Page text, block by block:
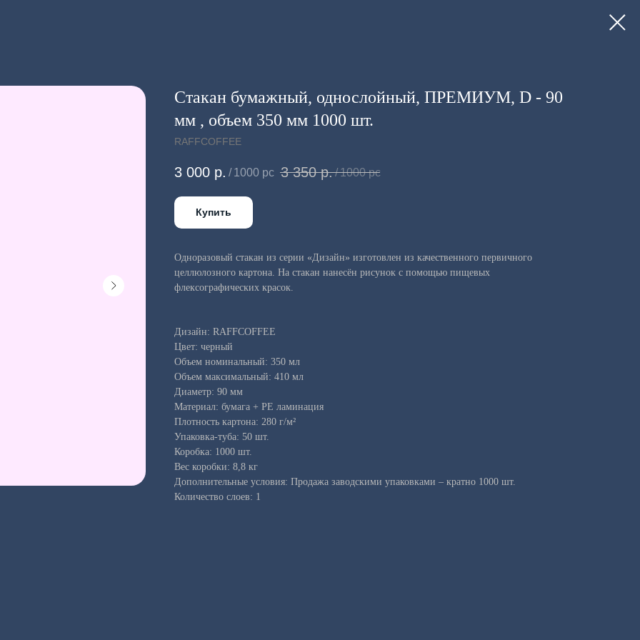
Стакан бумажный, однослойный, ПРЕМИУМ, D - 90
мм , объем 350 мм 1000 шт.
RAFFCOFFEE
3 000 р. / 1000 pc 3 350 р./1000 pc
Купить
Одноразовый стакан из серии «Дизайн» изготовлен из качественного первичного
целлюлозного картона. На стакан нанесён рисунок с помощью пищевых
флексографических красок.
Дизайн: RAFFCOFFEE
Цвет: черный
Объем номинальный: 350 мл
Объем максимальный: 410 мл
Диаметр: 90 мм
Материал: бумага + PE ламинация
Плотность картона: 280 г/м²
Упаковка-туба: 50 шт.
Коробка: 1000 шт.
Вес коробки: 8,8 кг
Дополнительные условия: Продажа заводскими упаковками – кратно 1000 шт.
Количество слоев: 1